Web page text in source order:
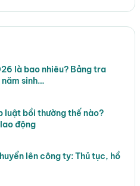
là bao nhiêu? Bảng tra
sinh…
luật bồi thường thế nào?
động
lên công ty: Thủ tục, hồ